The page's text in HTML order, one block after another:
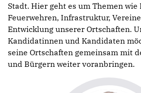
Stadt. Hier geht es um Themen
Feuerwehren, Infrastruktur,
Entwicklung unserer Ortschaften.
Kandidatinnen und Kandidaten
seine Ortschaften gemeinsam mit
und Bürgern weiter voranbringen.